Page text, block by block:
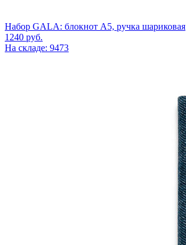
Набор GALA: блокнот А5, ручка шариковая
1240 руб.
На складе: 9473